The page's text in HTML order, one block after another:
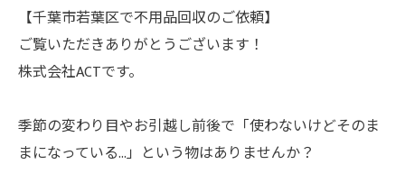
【千葉市若葉区で不用品回収のご依頼】
ご覧いただきありがとうございます！
株式会社ACTです。
季節の変わり目やお引越し前後で「使わないけどそのま
まになっている…」という物はありませんか？